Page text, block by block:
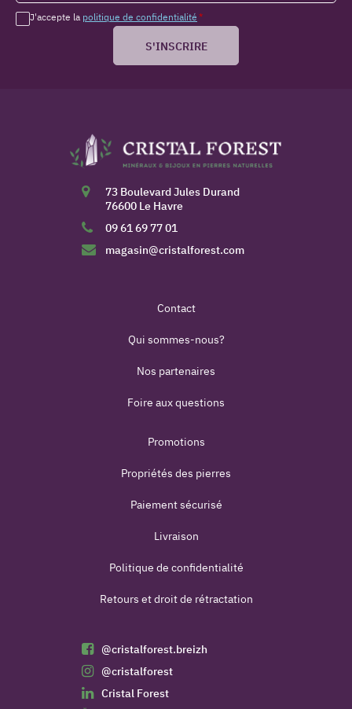
J'accepte la politique de confidentialité *
S'INSCRIRE
73 Boulevard Jules Durand
76600 Le Havre
09 61 69 77 01
magasin@cristalforest.com
Contact
Qui sommes-nous?
Nos partenaires
Foire aux questions
Promotions
Propriétés des pierres
Paiement sécurisé
Livraison
Politique de confidentialité
Retours et droit de rétractation
@cristalforest.breizh
@cristalforest
Cristal Forest